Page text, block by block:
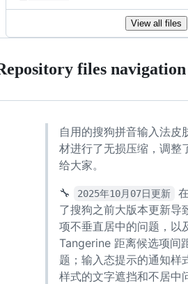
View all files
files navigation
自用的搜狗拼音输入法皮
材进行了无损压缩，调整
给大家。
🔧
2025年10月07日更新
了搜狗之前大版本更新导
项不垂直居中的问题，以
Tangerine 距离候选项间
题；输入态提示的通知样
样式的文字遮挡和不居中